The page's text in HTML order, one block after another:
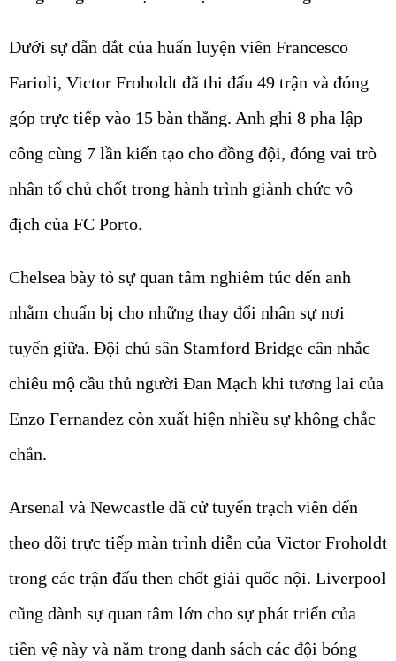
Dưới sự dẫn dắt của huấn luyện viên Francesco
Farioli, Victor Froholdt đã thi đấu 49 trận và đóng
góp trực tiếp vào 15 bàn thắng. Anh ghi 8 pha lập
công cùng 7 lần kiến tạo cho đồng đội, đóng vai trò
nhân tố chủ chốt trong hành trình giành chức vô
địch của FC Porto.
Chelsea bày tỏ sự quan tâm nghiêm túc đến anh
nhằm chuẩn bị cho những thay đổi nhân sự nơi
tuyến giữa. Đội chủ sân Stamford Bridge cân nhắc
chiêu mộ cầu thủ người Đan Mạch khi tương lai của
Enzo Fernandez còn xuất hiện nhiều sự không chắc
chắn.
Arsenal và Newcastle đã cử tuyển trạch viên đến
theo dõi trực tiếp màn trình diễn của Victor Froholdt
trong các trận đấu then chốt giải quốc nội. Liverpool
cũng dành sự quan tâm lớn cho sự phát triển của
tiền vệ này và nằm trong danh sách các đội bóng